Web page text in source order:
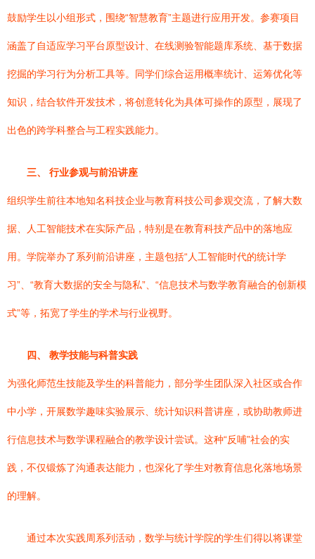
鼓励学生以小组形式，围绕“智慧教育”主题进行应用开发。参赛项目
涵盖了自适应学习平台原型设计、在线测验智能题库系统、基于数据
挖掘的学习行为分析工具等。同学们综合运用概率统计、运筹优化等
知识，结合软件开发技术，将创意转化为具体可操作的原型，展现了
出色的跨学科整合与工程实践能力。
三、 行业参观与前沿讲座
组织学生前往本地知名科技企业与教育科技公司参观交流，了解大数
据、人工智能技术在实际产品，特别是在教育科技产品中的落地应
用。学院举办了系列前沿讲座，主题包括“人工智能时代的统计学
习”、“教育大数据的安全与隐私”、“信息技术与数学教育融合的创新模
式”等，拓宽了学生的学术与行业视野。
四、 教学技能与科普实践
为强化师范生技能及学生的科普能力，部分学生团队深入社区或合作
中小学，开展数学趣味实验展示、统计知识科普讲座，或协助教师进
行信息技术与数学课程融合的教学设计尝试。这种“反哺”社会的实
践，不仅锻炼了沟通表达能力，也深化了学生对教育信息化落地场景
的理解。
通过本次实践周系列活动，数学与统计学院的学生们得以将课堂